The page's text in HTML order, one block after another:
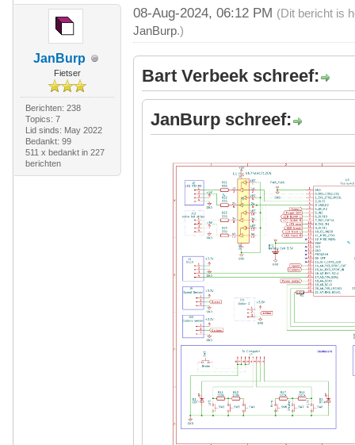
JanBurp
Fietser
Berichten: 238
Topics: 7
Lid sinds: May 2022
Bedankt: 99
511 x bedankt in 227
berichten
08-Aug-2024, 06:12 PM (Dit bericht is
JanBurp.)
Bart Verbeek schreef:
JanBurp schreef: